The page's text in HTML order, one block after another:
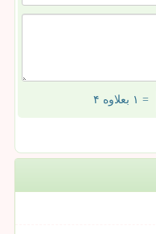
= ۱ بعلاوه ۴